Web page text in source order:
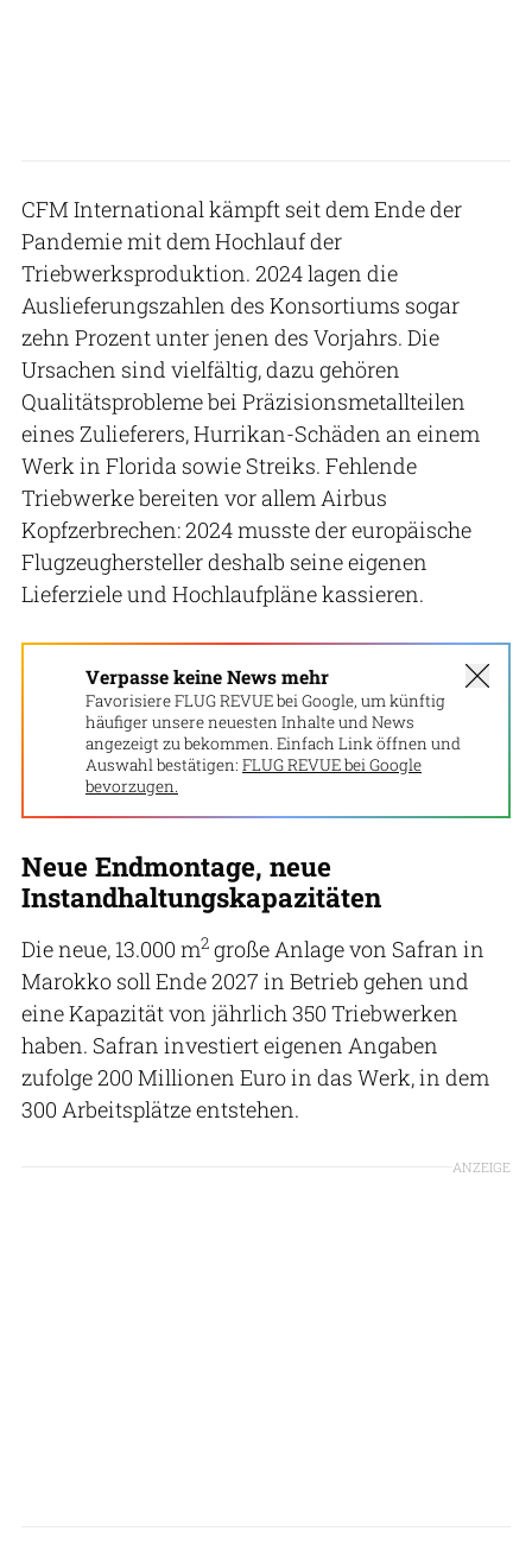
CFM International kämpft seit dem Ende der
Pandemie mit dem Hochlauf der
Triebwerksproduktion. 2024 lagen die
Auslieferungszahlen des Konsortiums sogar
zehn Prozent unter jenen des Vorjahrs. Die
Ursachen sind vielfältig, dazu gehören
Qualitätsprobleme bei Präzisionsmetallteilen
eines Zulieferers, Hurrikan-Schäden an einem
Werk in Florida sowie Streiks. Fehlende
Triebwerke bereiten vor allem Airbus
Kopfzerbrechen: 2024 musste der europäische
Flugzeughersteller deshalb seine eigenen
Lieferziele und Hochlaufpläne kassieren.
Verpasse keine News mehr
Favorisiere FLUG REVUE bei Google, um künftig
häufiger unsere neuesten Inhalte und News
angezeigt zu bekommen. Einfach Link öffnen und
Auswahl bestätigen: FLUG REVUE bei Google
bevorzugen.
Neue Endmontage, neue
Instandhaltungskapazitäten
Die neue, 13.000 m2 große Anlage von Safran in
Marokko soll Ende 2027 in Betrieb gehen und
eine Kapazität von jährlich 350 Triebwerken
haben. Safran investiert eigenen Angaben
zufolge 200 Millionen Euro in das Werk, in dem
300 Arbeitsplätze entstehen.
ANZEIGE